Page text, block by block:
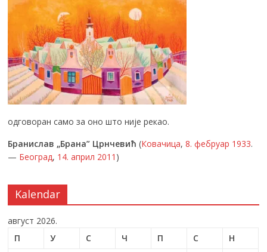
одговоран само за оно што није рекао.
Бранислав „Брана” Црнчевић (Ковачица,8. фебруар 1933.
— Београд, 14. април 2011 )
Kalendar
август 2026.
П
У С Ч П С
Н